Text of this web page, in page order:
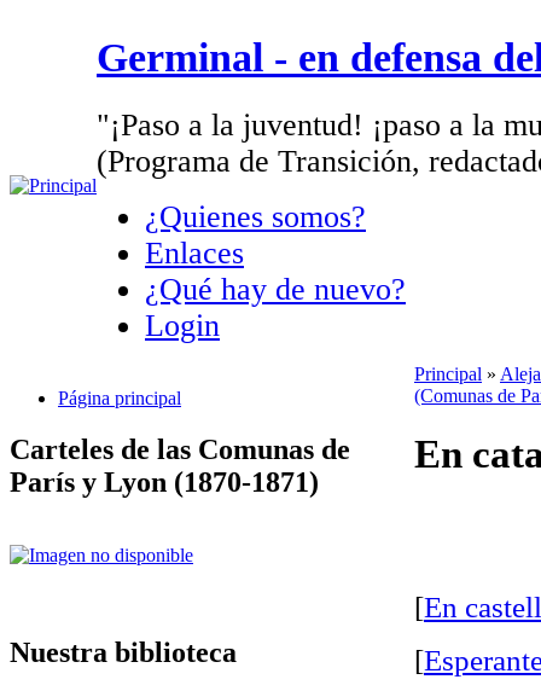
Germinal - en defensa
"¡Paso a la juventud! ¡paso a la
(Programa de Transición,
¿Quienes somos?
Enlaces
¿Qué hay de nuevo?
Login
Página principal
Carteles de las Comunas de
París y Lyon (1870-1871)
Nuestra biblioteca
Principal »
(Comunas de
En
[En
[